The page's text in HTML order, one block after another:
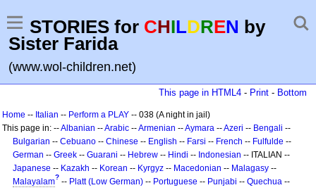
STORIES for CHILDREN by
Sister Farida
(www.wol-children.net)
This page in HTML4 - Print - Bottom
Home -- Italian -- Perform a PLAY -- 038 (A night in jail)
This page in: --Albanian --Arabic --Armenian --Aymara --Azeri -- Bengali --
Bulgarian -- Cebuano -- Chinese -- English -- Farsi -- French -- Fulfulde --
German -- Greek -- Guarani -- Hebrew -- Hindi -- Indonesian -- ITALIAN --
Japanese -- Kazakh -- Korean -- Kyrgyz -- Macedonian -- Malagasy --
Malayalam? -- Platt (Low German) -- Portuguese -- Punjabi -- Quechua --